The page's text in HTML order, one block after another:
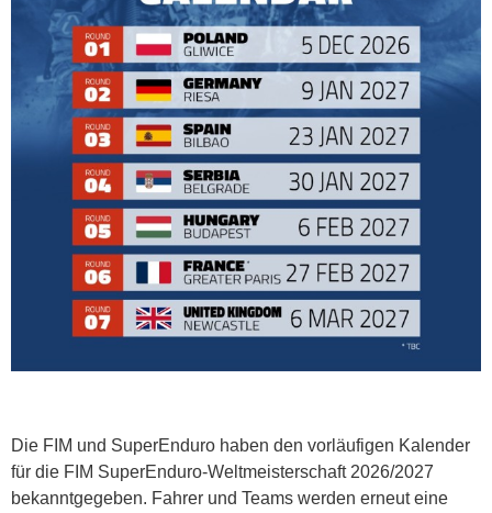
Die FIM und SuperEnduro haben den vorläufigen Kalender
für die FIM SuperEnduro-Weltmeisterschaft 2026/2027
bekanntgegeben. Fahrer und Teams werden erneut eine